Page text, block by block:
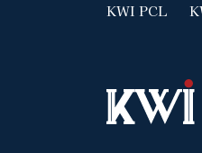
การวา
เ